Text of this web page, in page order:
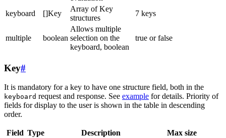
keyboard []Key
Array of Key
structures
7 keys
multiple boolean
Allows multiple
selection on the
keyboard, boolean
true or false
Key#
It is mandatory for a key to have one structure field, both in the
keyboard request and response. See example for details. Priority of
fields for display to the user is shown in the table in descending
order.
Field Type Description
Max size